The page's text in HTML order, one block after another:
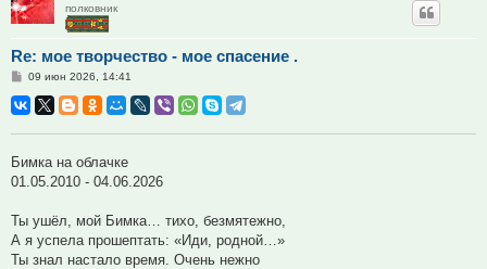
полковник
Re: мое творчество - мое спасение .
Сообщение
09 июн 2026, 14:41
Бимка на облачке
01.05.2010 - 04.06.2026
Ты ушёл, мой Бимка… тихо, безмятежно,
А я успела прошептать: «Иди, родной…»
Ты знал настало время. Очень нежно